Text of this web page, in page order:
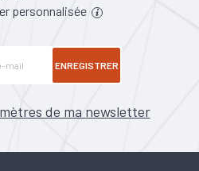
personnalisée
ENREGISTRER
de ma newsletter